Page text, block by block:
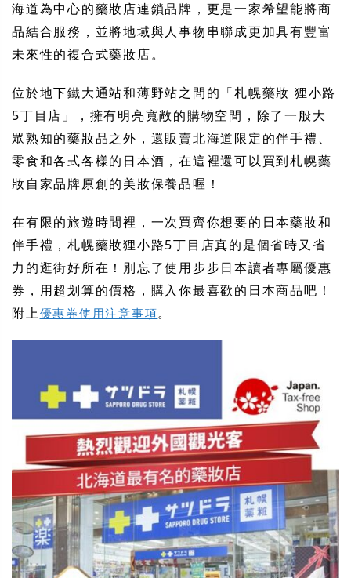
海道為中心的藥妝店連鎖品牌，更是一家希望能將商
品結合服務，並將地域與人事物串聯成更加具有豐富
未來性的複合式藥妝店。
位於地下鐵大通站和薄野站之間的「札幌藥妝 狸小路
5丁目店」，擁有明亮寬敞的購物空間，除了一般大
眾熟知的藥妝品之外，還販賣北海道限定的伴手禮、
零食和各式各樣的日本酒，在這裡還可以買到札幌藥
妝自家品牌原創的美妝保養品喔！
在有限的旅遊時間裡，一次買齊你想要的日本藥妝和
伴手禮，札幌藥妝狸小路5丁目店真的是個省時又省
力的逛街好所在！別忘了使用步步日本讀者專屬優惠
券，用超划算的價格，購入你最喜歡的日本商品吧！
附上優惠券使用注意事項。